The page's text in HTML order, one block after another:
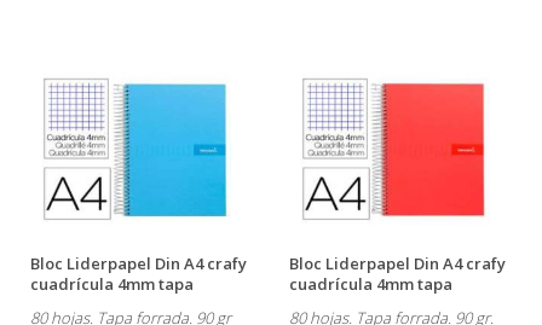
Bloc Liderpapel Din A4 crafy
cuadrícula 4mm tapa
80 hojas. Tapa forrada. 90 gr
Bloc Liderpapel Din A4 crafy
cuadrícula 4mm tapa
80 hojas. Tapa forrada. 90 gr.